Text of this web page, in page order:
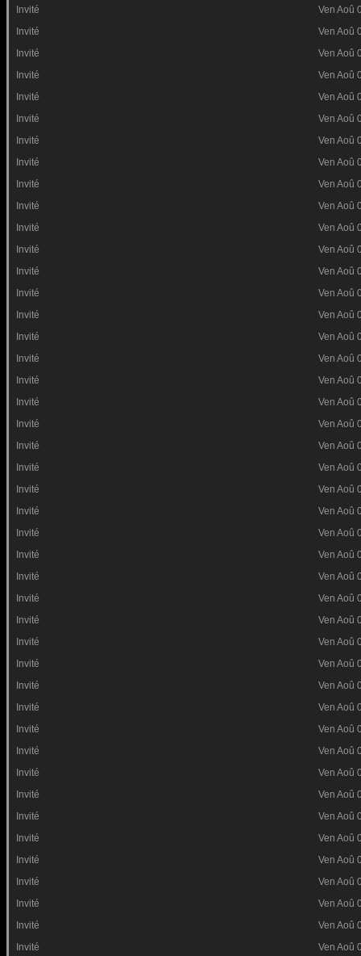
Invité
Ven Aoû
Invité
Ven Aoû
Invité
Ven Aoû
Invité
Ven Aoû
Invité
Ven Aoû
Invité
Ven Aoû
Invité
Ven Aoû
Invité
Ven Aoû
Invité
Ven Aoû
Invité
Ven Aoû
Invité
Ven Aoû
Invité
Ven Aoû
Invité
Ven Aoû
Invité
Ven Aoû
Invité
Ven Aoû
Invité
Ven Aoû
Invité
Ven Aoû
Invité
Ven Aoû
Invité
Ven Aoû
Invité
Ven Aoû
Invité
Ven Aoû
Invité
Ven Aoû
Invité
Ven Aoû
Invité
Ven Aoû
Invité
Ven Aoû
Invité
Ven Aoû
Invité
Ven Aoû
Invité
Ven Aoû
Invité
Ven Aoû
Invité
Ven Aoû
Invité
Ven Aoû
Invité
Ven Aoû
Invité
Ven Aoû
Invité
Ven Aoû
Invité
Ven Aoû
Invité
Ven Aoû
Invité
Ven Aoû
Invité
Ven Aoû
Invité
Ven Aoû
Invité
Ven Aoû
Invité
Ven Aoû
Invité
Ven Aoû
Invité
Ven Aoû
Invité
Ven Aoû